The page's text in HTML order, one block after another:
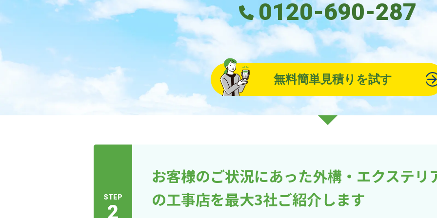
0120-690-287
無料簡単見積りを試す
STEP
2
お客様のご状況にあった外構・エクステリ
の工事店を最大3社ご紹介します